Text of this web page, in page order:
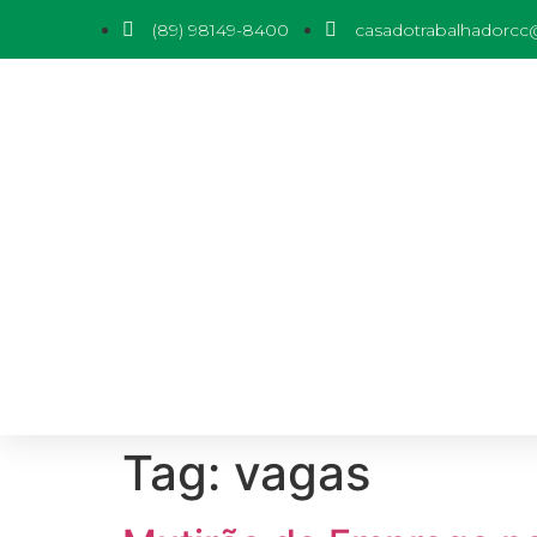
(89) 98149-8400
Tag: vagas